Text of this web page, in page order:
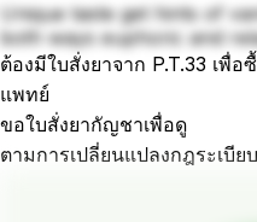
Unique taste get hints of
both ways euphoric and
ต้องมีใบสั่งยาจาก P.T.33 เ
แพทย์
ขอใบสั่งยากัญชาเพื่อดู
ตามการเปลี่ยนแปลงกฎระเบีย